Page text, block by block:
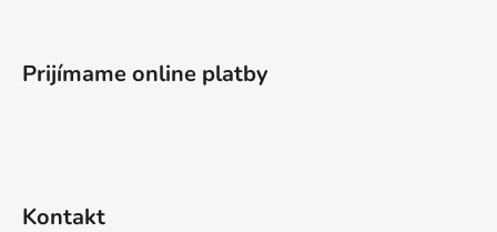
Prijímame online platby
Kontakt